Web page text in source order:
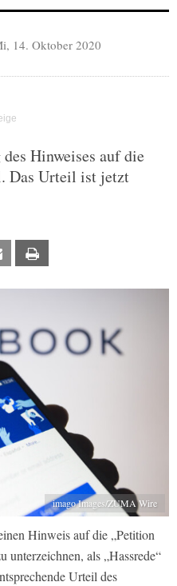
14. Oktober 2020
Hinweises auf die
Das Urteil ist jetzt
Email
imago Images/ZUMA Wire
Hinweis auf die „Petition
als „Hassrede“
Urteil des